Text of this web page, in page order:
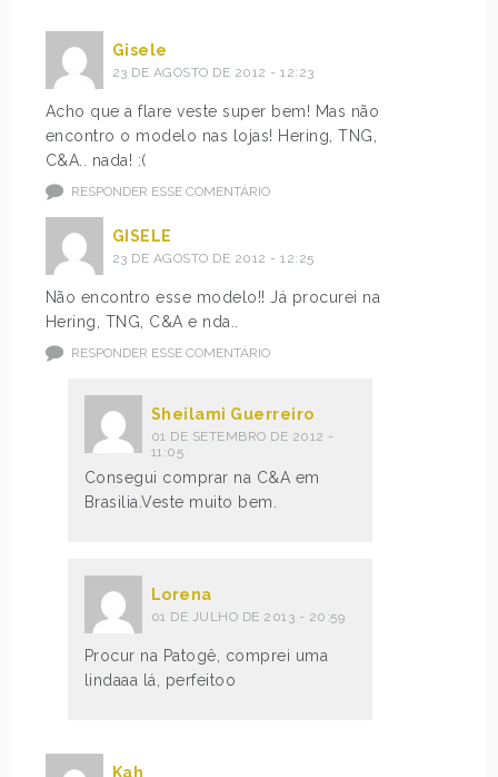
Gisele
23 DE AGOSTO DE 2012 - 12:23
Acho que a flare veste super bem! Mas não
encontro o modelo nas lojas! Hering, TNG,
C&A.. nada! :(
RESPONDER ESSE COMENTÁRIO
GISELE
23 DE AGOSTO DE 2012 - 12:25
Não encontro esse modelo!! Já procurei na
Hering, TNG, C&A e nda..
RESPONDER ESSE COMENTÁRIO
Sheilami Guerreiro
01 DE SETEMBRO DE 2012 -
11:05
Consegui comprar na C&A em
Brasilia.Veste muito bem.
Lorena
01 DE JULHO DE 2013 - 20:59
Procur na Patogê, comprei uma
lindaaa lá, perfeitoo
Kah